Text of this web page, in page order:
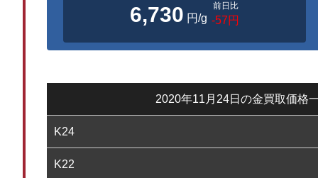
6,730 円/g
前日比
-57円
2020年11月24日の金買取価格
K24
K22